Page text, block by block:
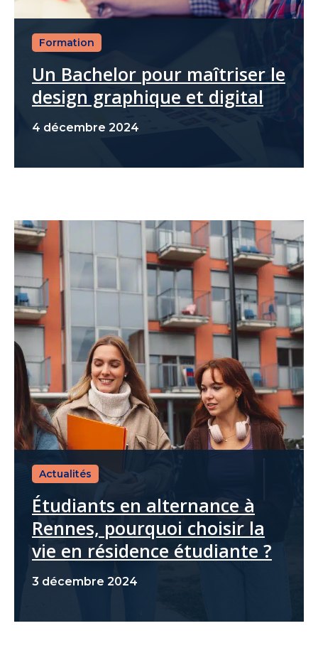
Formation
Un Bachelor pour maîtriser le
design graphique et digital
4 décembre 2024
Actualités
Étudiants en alternance à
Rennes, pourquoi choisir la
vie en résidence étudiante ?
3 décembre 2024